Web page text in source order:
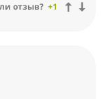
отзыв? +1